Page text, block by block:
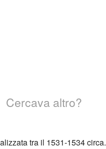
Cercava altro?
tra il 1531-1534 circa.